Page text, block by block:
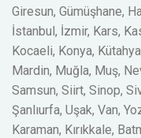
Giresun, Gümüşhane,
İstanbul, İzmir, Kars,
Kocaeli, Konya,
Mardin, Muğla, Muş,
Samsun, Siirt, Sinop,
Şanlıurfa, Uşak, Van,
Karaman, Kırıkkale,